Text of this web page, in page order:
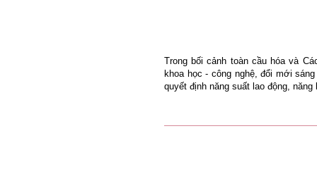
Trong bối cảnh toàn cầu hóa và
khoa học - công nghệ, đổi mới
quyết định năng suất lao động,